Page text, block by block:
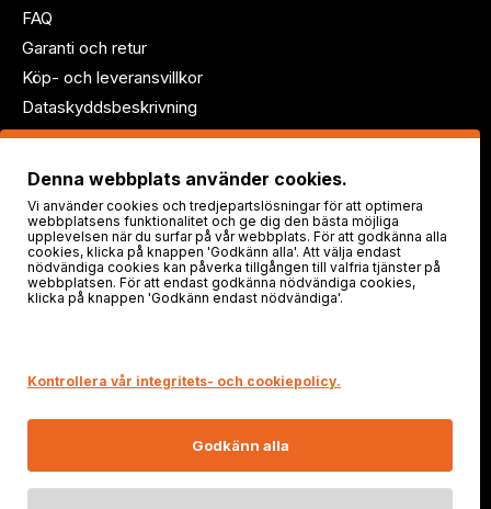
FAQ
Garanti och retur
Köp- och leveransvillkor
Dataskyddsbeskrivning
Följ oss!
Denna webbplats använder cookies.
Vi använder cookies och tredjepartslösningar för att optimera
webbplatsens funktionalitet och ge dig den bästa möjliga
upplevelsen när du surfar på vår webbplats. För att godkänna alla
cookies, klicka på knappen 'Godkänn alla'. Att välja endast
nödvändiga cookies kan påverka tillgången till valfria tjänster på
webbplatsen. För att endast godkänna nödvändiga cookies,
klicka på knappen 'Godkänn endast nödvändiga'.
Kontrollera vår integritets- och cookiepolicy.
Godkänn alla